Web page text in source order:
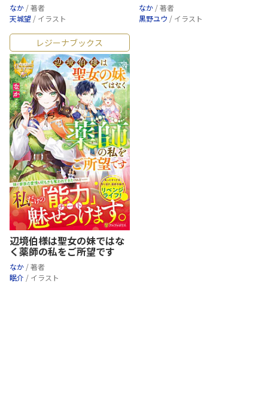
なか / 著者
天城望 / イラスト
なか / 著者
黒野ユウ / イラスト
レジーナブックス
辺境伯様は聖女の妹ではな
く薬師の私をご所望です
なか / 著者
眠介 / イラスト